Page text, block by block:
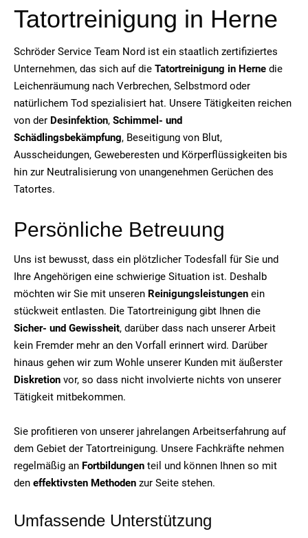
Tatortreinigung in Herne
Schröder Service Team Nord ist ein staatlich zertifiziertes
Unternehmen, das sich auf die Tatortreinigung in Herne die
Leichenräumung nach Verbrechen, Selbstmord oder
natürlichem Tod spezialisiert hat. Unsere Tätigkeiten reichen
von der Desinfektion, Schimmel- und
Schädlingsbekämpfung, Beseitigung von Blut,
Ausscheidungen, Geweberesten und Körperflüssigkeiten bis
hin zur Neutralisierung von unangenehmen Gerüchen des
Tatortes.
Persönliche Betreuung
Uns ist bewusst, dass ein plötzlicher Todesfall für Sie und
Ihre Angehörigen eine schwierige Situation ist. Deshalb
möchten wir Sie mit unseren Reinigungsleistungen ein
stückweit entlasten. Die Tatortreinigung gibt Ihnen die
Sicher- und Gewissheit, darüber dass nach unserer Arbeit
kein Fremder mehr an den Vorfall erinnert wird. Darüber
hinaus gehen wir zum Wohle unserer Kunden mit äußerster
Diskretion vor, so dass nicht involvierte nichts von unserer
Tätigkeit mitbekommen.
Sie profitieren von unserer jahrelangen Arbeitserfahrung auf
dem Gebiet der Tatortreinigung. Unsere Fachkräfte nehmen
regelmäßig an Fortbildungen teil und können Ihnen so mit
den effektivsten Methoden zur Seite stehen.
Umfassende Unterstützung